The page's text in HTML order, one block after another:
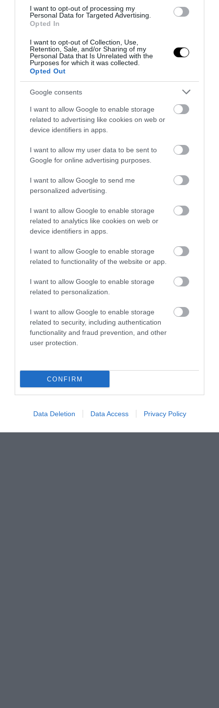
I want to opt-out of processing my
Personal Data for Targeted Advertising.
Opted In
I want to opt-out of Collection, Use,
Retention, Sale, and/or Sharing of my
Personal Data that Is Unrelated with the
Purposes for which it was collected.
Opted Out
Google consents
I want to allow Google to enable storage
related to advertising like cookies on web or
device identifiers in apps.
I want to allow my user data to be sent to
Google for online advertising purposes.
I want to allow Google to send me
personalized advertising.
I want to allow Google to enable storage
related to analytics like cookies on web or
device identifiers in apps.
I want to allow Google to enable storage
related to functionality of the website or app.
I want to allow Google to enable storage
related to personalization.
I want to allow Google to enable storage
related to security, including authentication
functionality and fraud prevention, and other
user protection.
CONFIRM
Data Deletion Data Access Privacy Policy